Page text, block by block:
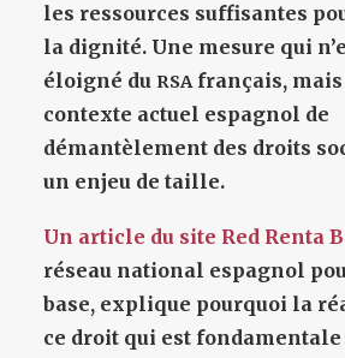
les ressources suffisantes
la dignité. Une mesure qui
éloigné du RSAfrançais, mais
contexte actuel espagnol de
démantèlement des droits
un enjeu de taille.
Un article du site Red Renta
réseau national espagnol
base, explique pourquoi la
ce droit qui est fondamentale